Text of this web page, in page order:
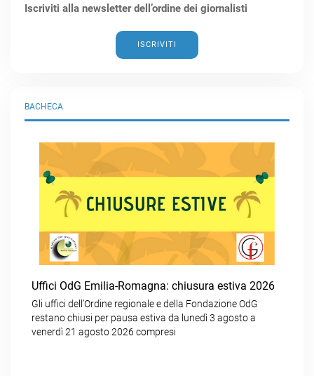
BACHECA
Uffici OdG Emilia-Romagna: chiusura estiva 2026
Gli uffici dell’Ordine regionale e della Fondazione OdG
restano chiusi per pausa estiva da lunedì 3 agosto a
venerdì 21 agosto 2026 compresi
Iscriviti alla newsletter dell’ordine dei giornalisti
ISCRIVITI